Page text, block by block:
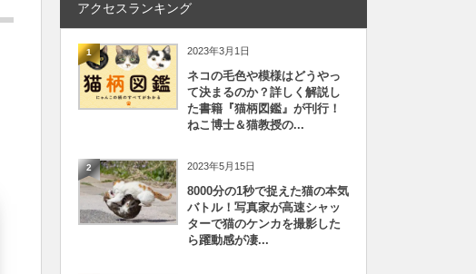
アクセスランキング
1 2023年3月1日
ネコの毛色や模様はどうやっ
て決まるのか？詳しく解説し
た書籍『猫柄図鑑』が刊行！
ねこ博士＆猫教授の...
2 2023年5月15日
8000分の1秒で捉えた猫の本気
バトル！写真家が高速シャッ
ターで猫のケンカを撮影した
ら躍動感が凄...